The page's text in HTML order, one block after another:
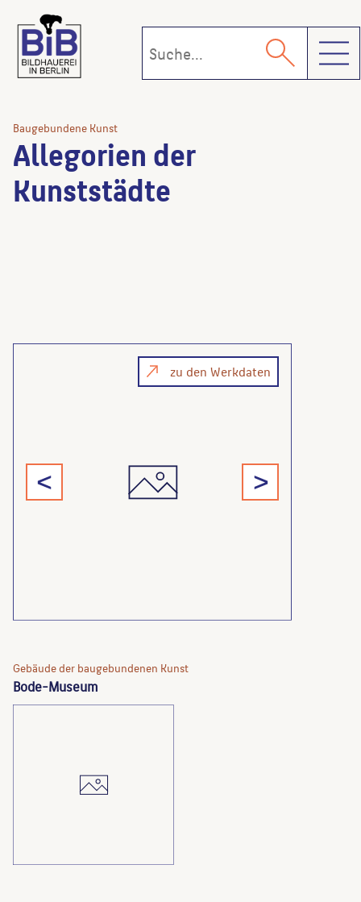
Baugebundene Kunst
Allegorien der
Kunststädte
< >
zu den Werkdaten
Gebäude der baugebundenen Kunst
Bode-Museum